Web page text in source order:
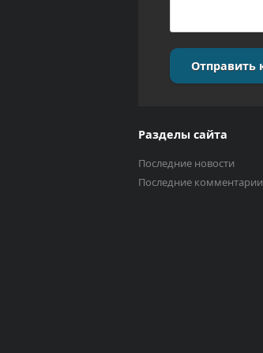
Отправить
Разделы сайта
Последние новости
Последние комментарии